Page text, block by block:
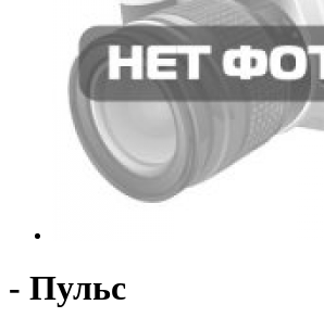
- Пульс